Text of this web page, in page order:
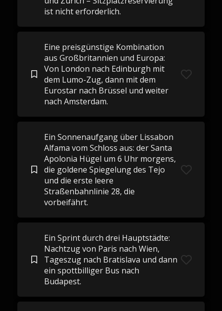
ist nicht erforderlich.
Eine preisgünstige Kombination
aus Großbritannien und Europa:
Von London nach Edinburgh mit
dem Lumo-Zug, dann mit dem
Eurostar nach Brüssel und weiter
nach Amsterdam.
Ein Sonnenaufgang über Lissabon
Alfama vom Schloss aus: der Santa
Apolonia Hügel um 6 Uhr morgens,
die goldene Spiegelung des Tejo
und die erste leere
Straßenbahnlinie 28, die
vorbeifährt.
Ein Sprint durch drei Hauptstädte:
Nachtzug von Paris nach Wien,
Tageszug nach Bratislava und dann
ein spottbilliger Bus nach
Budapest.